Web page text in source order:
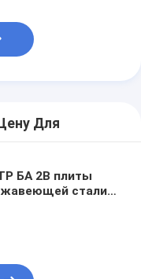
Для
БА 2B плиты
стали